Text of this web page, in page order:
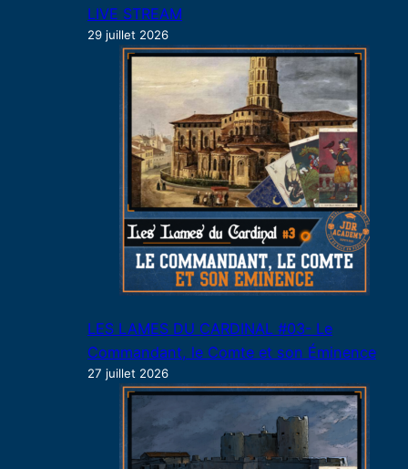
LIVE STREAM
29 juillet 2026
LES LAMES DU CARDINAL #03- Le
Commandant, le Comte et son Éminence
27 juillet 2026